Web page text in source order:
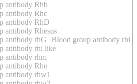
antibody Rhb
antibody Rhc
antibody RhD
antibody Rhesus
antibody rhG
Blood group antibody rhi
antibody rhi like
antibody rhm
antibody Rho
antibody rhw1